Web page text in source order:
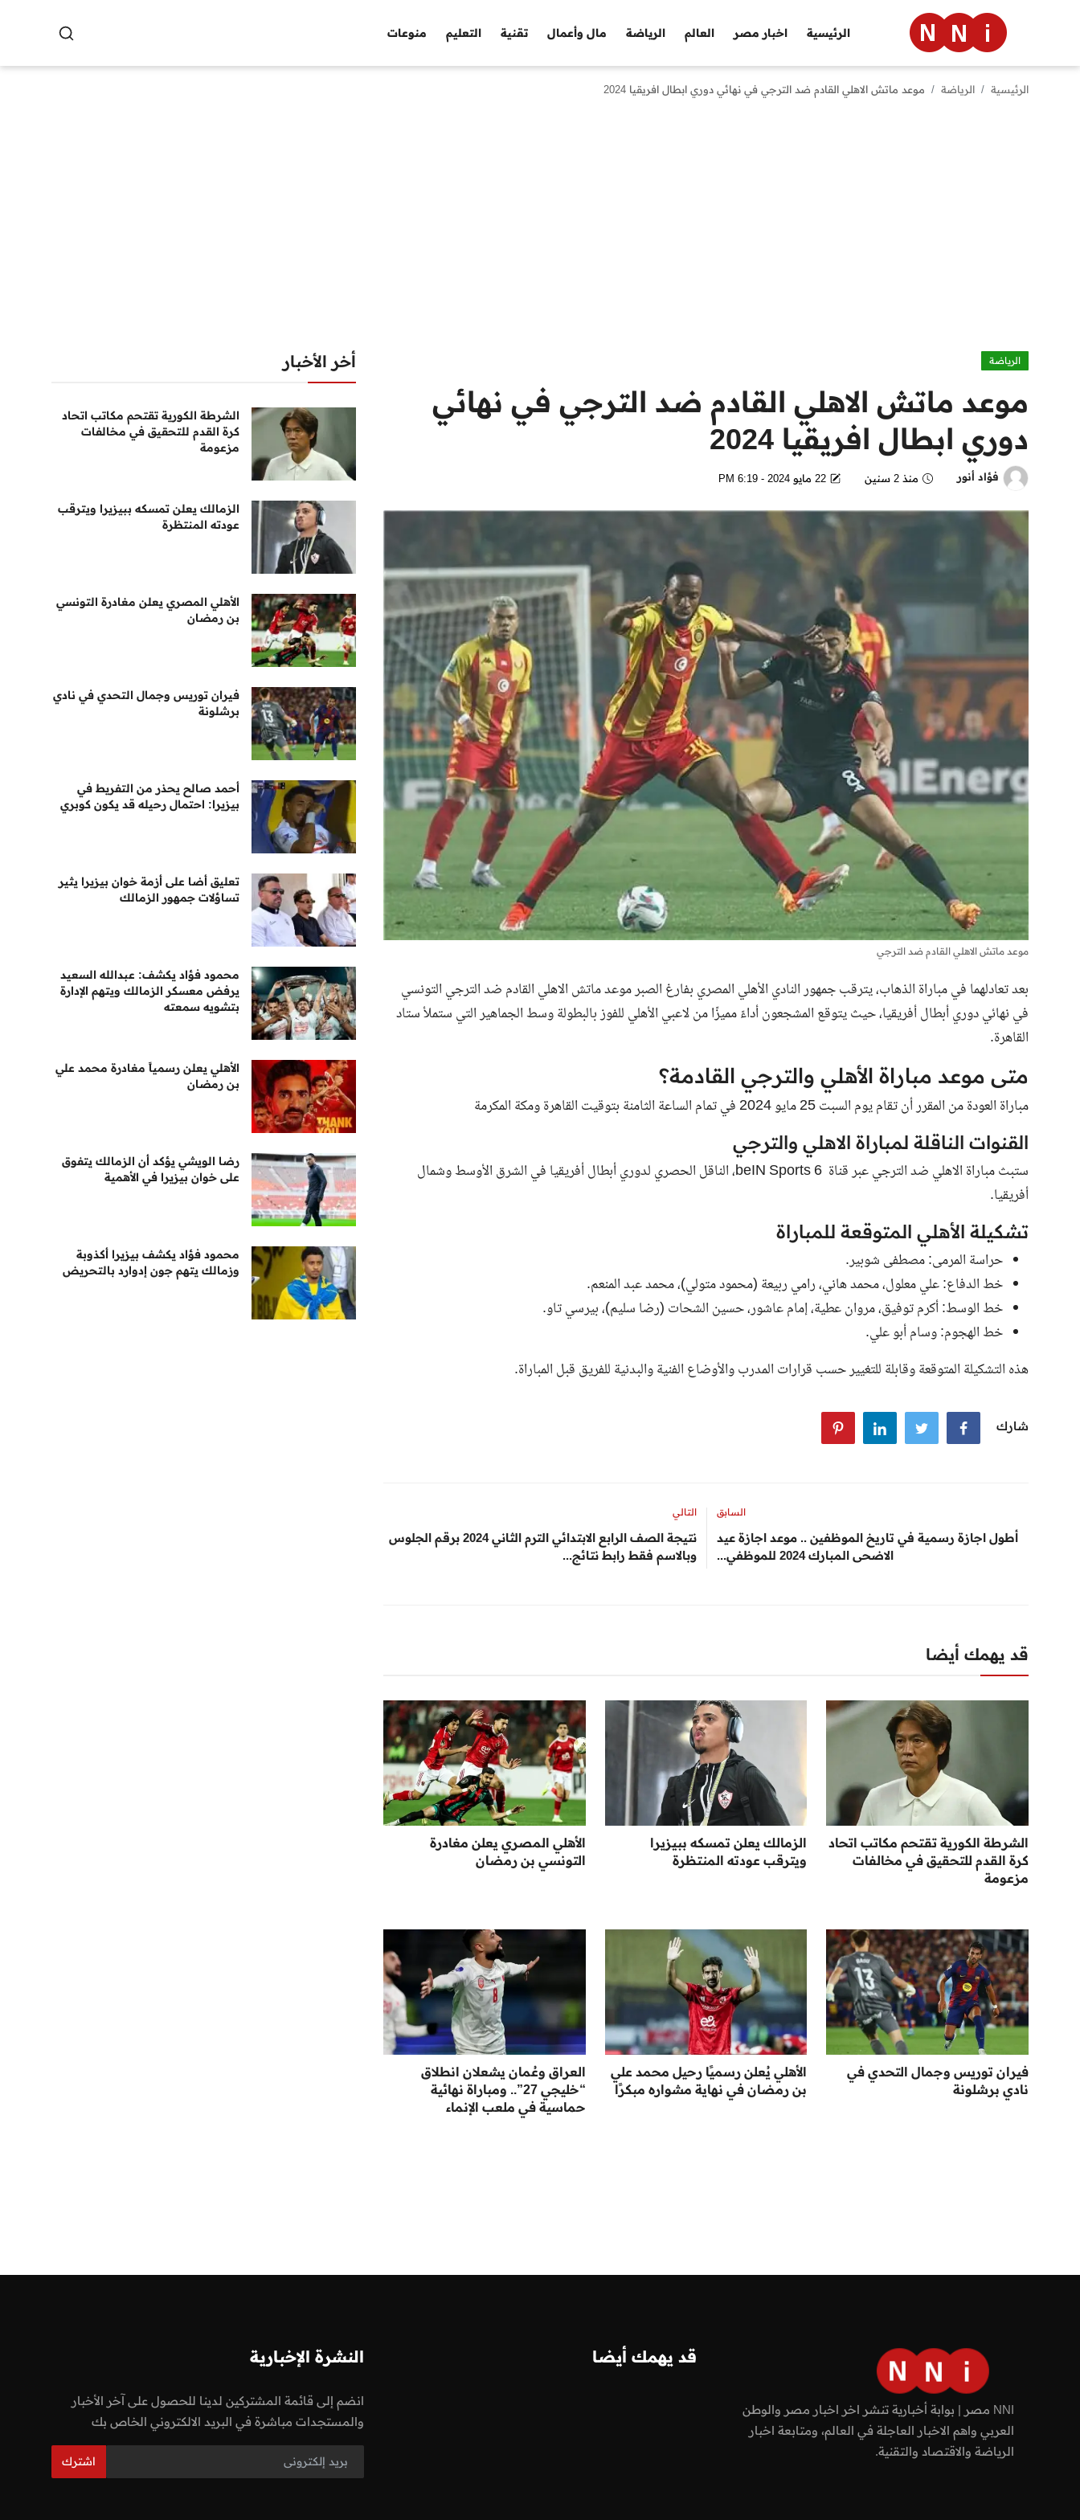
الرئيسية اخبار مصر العالم الرياضة مال وأعمال تقنية التعليم منوعات
منوعات
الرئيسية الرياضة موعد ماتش الاهلي القادم ضد الترجي في نهائي دوري ابطال افريقيا 2024
الرياضة
موعد ماتش الاهلي القادم ضد الترجي في نهائي
دوري ابطال افريقيا 2024
فؤاد أنور منذ 2 سنين 22 مايو 2024 - 6:19 PM
موعد ماتش الاهلي القادم ضد الترجي
بعد تعادلهما في مباراة الذهاب، يترقب جمهور النادي الأهلي المصري بفارغ الصبر موعد ماتش الاهلي القادم ضد الترجي التونسي
في نهائي دوري أبطال أفريقيا، حيث يتوقع المشجعون أداءً مميزًا من لاعبي الأهلي للفوز بالبطولة وسط الجماهير التي ستملأ ستاد
القاهرة.
متى موعد مباراة الأهلي والترجي القادمة؟
مباراة العودة من المقرر أن تقام يوم السبت 25 مايو 2024 في تمام الساعة الثامنة بتوقيت القاهرة ومكة المكرمة
القنوات الناقلة لمباراة الاهلي والترجي
ستبثمباراة الاهلي ضد الترجي
عبر قناة 6 beIN Sports، الناقل الحصري لدوري أبطال أفريقيا في الشرق الأوسط وشمال
أفريقيا.
تشكيلة الأهلي المتوقعة للمباراة
حراسة المرمى: مصطفى شوبير.
خط الدفاع: علي معلول، محمد هاني، رامي ربيعة (محمود متولي)، محمد عبد المنعم.
خط الوسط: أكرم توفيق، مروان عطية، إمام عاشور، حسين الشحات (رضا سليم)، بيرسي تاو.
خط الهجوم: وسام أبو علي.
هذه التشكيلة المتوقعة وقابلة للتغيير حسب قرارات المدرب والأوضاع الفنية والبدنية للفريق قبل المباراة.
شارك
السابق
أطول اجازة رسمية في تاريخ الموظفين .. موعد اجازة عيد
الاضحى المبارك 2024 للموظفي...
التالي
نتيجة الصف الرابع الابتدائي الترم الثاني 2024 برقم الجلوس
وبالاسم فقط رابط نتائج...
قد يهمك أيضا
الشرطة الكورية تقتحم مكاتب اتحاد
كرة القدم للتحقيق في مخالفات
مزعومة
الزمالك يعلن تمسكه ببيزيرا
ويترقب عودته المنتظرة
الأهلي المصري يعلن مغادرة
التونسي بن رمضان
فيران توريس وجمال التحدي في
نادي برشلونة
الأهلي يُعلن رسميًا رحيل محمد علي
بن رمضان في نهاية مشواره مبكرًا
العراق وعُمان يشعلان انطلاق
“خليجي 27”.. ومباراة نهائية
حماسية في ملعب الإنماء
أخر الأخبار
الشرطة الكورية تقتحم مكاتب اتحاد
كرة القدم للتحقيق في مخالفات
مزعومة
الزمالك يعلن تمسكه ببيزيرا ويترقب
عودته المنتظرة
الأهلي المصري يعلن مغادرة التونسي
بن رمضان
فيران توريس وجمال التحدي في نادي
برشلونة
أحمد صالح يحذر من التفريط في
بيزيرا: احتمال رحيله قد يكون كوبري
تعليق أضا على أزمة خوان بيزيرا يثير
تساؤلات جمهور الزمالك
محمود فؤاد يكشف: عبدالله السعيد
يرفض معسكر الزمالك ويتهم الإدارة
بتشويه سمعته
الأهلي يعلن رسمياً مغادرة محمد علي
بن رمضان
رضا الويشي يؤكد أن الزمالك يتفوق
على خوان بيزيرا في الأهمية
محمود فؤاد يكشف بيزيرا أكذوبة
وزمالك يتهم جون إدوارد بالتحريض
NNI مصر | بوابة أخبارية تنشر اخر اخبار مصر والوطن
العربي واهم الاخبار العاجلة في العالم، ومتابعة اخبار
الرياضة والاقتصاد والتقنية.
قد يهمك أيضا النشرة الإخبارية
انضم إلى قائمة المشتركين لدينا للحصول على آخر الأخبار
والمستجدات مباشرة في البريد الالكتروني الخاص بك
اشترك